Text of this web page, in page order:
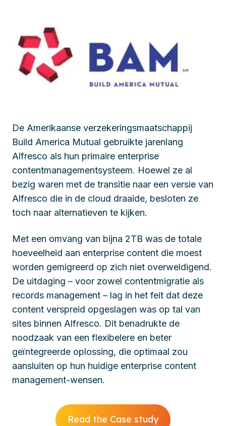
De Amerikaanse verzekeringsmaatschappij
Build America Mutual gebruikte jarenlang
Alfresco als hun primaire enterprise
contentmanagementsysteem. Hoewel ze al
bezig waren met de transitie naar een versie van
Alfresco die in de cloud draaide, besloten ze
toch naar alternatieven te kijken.
Met een omvang van bijna 2TB was de totale
hoeveelheid aan enterprise content die moest
worden gemigreerd op zich niet overweldigend.
De uitdaging – voor zowel contentmigratie als
records management – lag in het feit dat deze
content verspreid opgeslagen was op tal van
sites binnen Alfresco. Dit benadrukte de
noodzaak van een flexibelere en beter
geïntegreerde oplossing, die optimaal zou
aansluiten op hun huidige enterprise content
management-wensen.
Read the Case study